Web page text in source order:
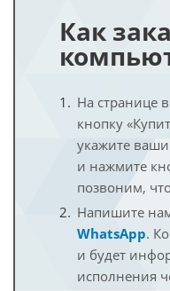
Как
На странице
кнопку
укажите
и нажмите
позвоним,
Напишите
WhatsApp.
и будет
исполнения